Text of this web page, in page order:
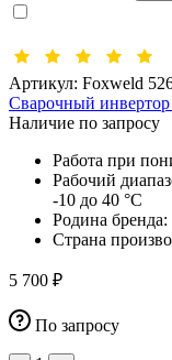
Артикул: Foxweld
Сварочный
Наличие по запросу
Работа при
Рабочий
-10 до 40 °С
Родина бренда:
Страна
5 700 ₽
По запросу